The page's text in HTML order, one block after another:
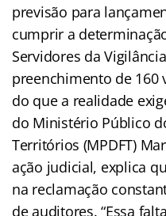
previsão para
cumprir a
Servidores da
preenchimento de 160
do que a realidade
do Ministério Público
Territórios (MPDFT)
ação judicial, explica
na reclamação
de auditores. “Essa